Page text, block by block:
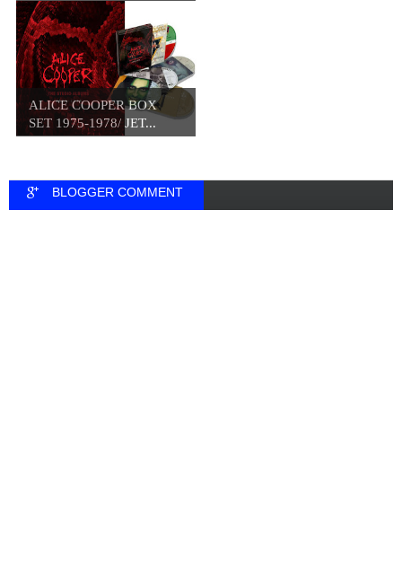
ΒΙΝΥΛ...
ALICE COOPER BOX
SET 1975-1978/ JET...
BLOGGER COMMENT